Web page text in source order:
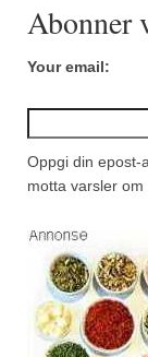
Abonner
Your email:
Oppgi din epost-
motta varsler